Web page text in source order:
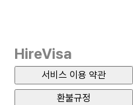
HireVisa
서비스 이용 약관
환불규정